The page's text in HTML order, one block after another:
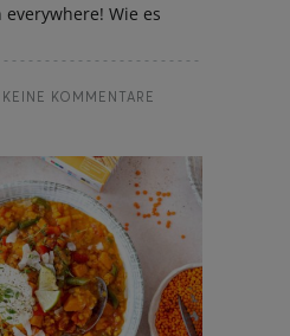
Wie es
KEINE KOMMENTARE